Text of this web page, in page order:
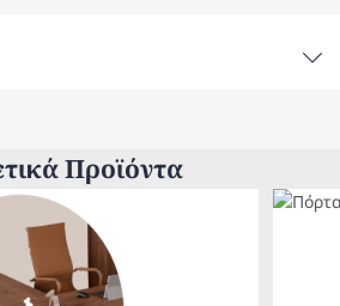
Προϊόντα